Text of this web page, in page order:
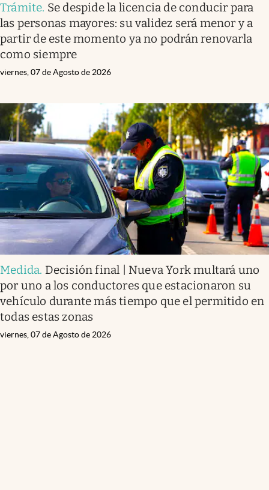
Trámite. Se despide la licencia de conducir para
las personas mayores: su validez será menor y a
partir de este momento ya no podrán renovarla
como siempre
viernes, 07 de Agosto de 2026
Medida. Decisión final | Nueva York multará uno
por uno a los conductores que estacionaron su
vehículo durante más tiempo que el permitido en
todas estas zonas
viernes, 07 de Agosto de 2026